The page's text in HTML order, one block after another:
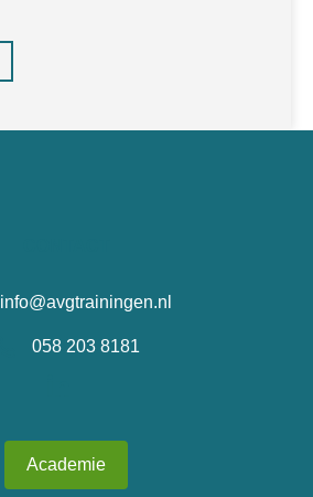
058 203 8181
info@avgtrainingen.nl
Academie